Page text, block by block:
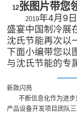
12张图片带您
2019年4月9
盛宴中国制冷展
沈氏节能再次以
下面小编带您以
与沈氏节能的专
-
新款闪亮
不断信息化作为进步
产品设备开发项目团队